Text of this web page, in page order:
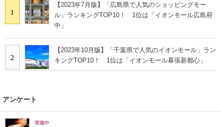
1
【2023年7月版】「広島県で人気のショッピングモー
ル」ランキングTOP10！ 1位は「イオンモール広島府
中」
2
【2023年10月版】「千葉県で人気のイオンモール」ラン
キングTOP10！ 1位は「イオンモール幕張新都心」
アンケート
実施中